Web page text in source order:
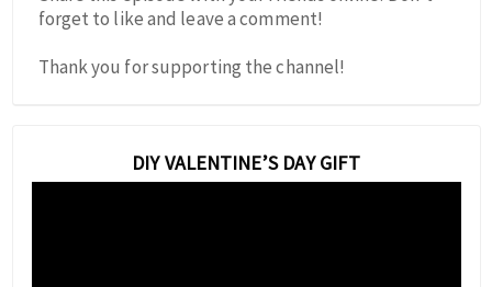
forget to like and leave a comment!
Thank you for supporting the channel!
DIY VALENTINE’S DAY GIFT